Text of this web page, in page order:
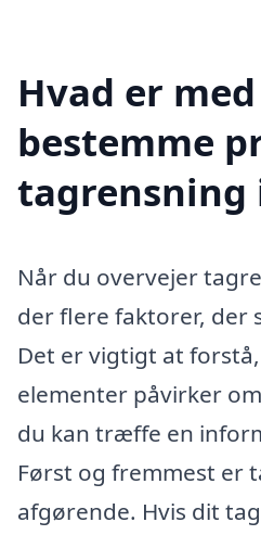
Hvad er
bestemme
tagrensning
Når du overvejer
der flere faktorer, der
Det er vigtigt at
elementer påvirker
du kan træffe en
Først og fremmest er
afgørende. Hvis dit